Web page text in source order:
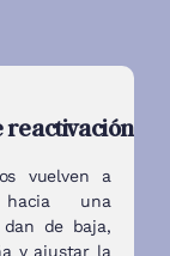
reactivación
vuelven a
hacia una
de baja,
y ajustar la